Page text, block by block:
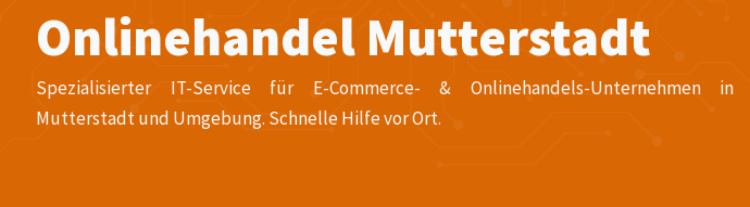
Onlinehandel Mutterstadt
Spezialisierter IT-Service für E-Commerce- & Onlinehandels-Unternehmen in
Mutterstadt und Umgebung. Schnelle Hilfe vor Ort.